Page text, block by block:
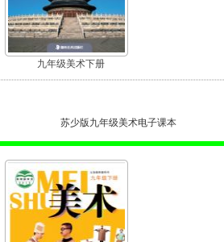
九年级美术下册
苏少版九年级美术电子课本